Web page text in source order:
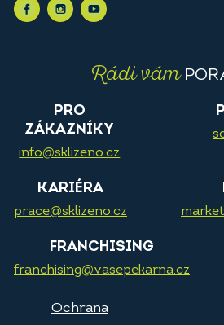
Rádi vám
PRO
ZÁKAZNÍKY
info@sklizeno.cz
KARIÉRA
prace@sklizeno.cz
FRANCHISING
franchising@vasepekarna.cz
Ochrana